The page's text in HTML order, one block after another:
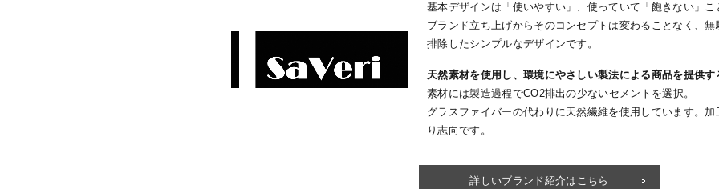
基本デザインは「使いやすい」、使っていて「飽きない」こ
ブランド立ち上げからそのコンセプトは変わることなく、
排除したシンプルなデザインです。
天然素材を使用し、環境にやさしい製法による商品を提供す
素材には製造過程でCO2排出の少ないセメントを選択。
グラスファイバーの代わりに天然繊維を使用しています。
り志向です。
詳しいブランド紹介はこちら